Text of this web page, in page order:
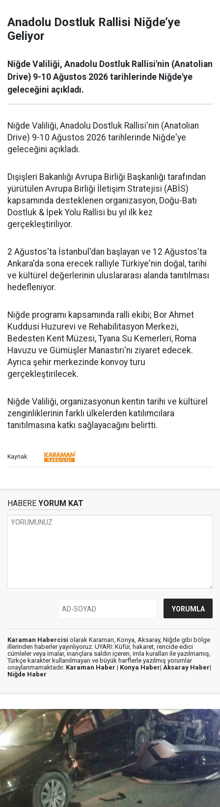
Anadolu Dostluk Rallisi Niğde’ye
Geliyor
Niğde Valiliği, Anadolu Dostluk Rallisi'nin (Anatolian
Drive) 9-10 Ağustos 2026 tarihlerinde Niğde'ye
geleceğini açıkladı.
Niğde Valiliği, Anadolu Dostluk Rallisi'nin (Anatolian
Drive) 9-10 Ağustos 2026 tarihlerinde Niğde'ye
geleceğini açıkladı.
Dışişleri Bakanlığı Avrupa Birliği Başkanlığı tarafından
yürütülen Avrupa Birliği İletişim Stratejisi (ABİS)
kapsamında desteklenen organizasyon, Doğu-Batı
Dostluk & İpek Yolu Rallisi bu yıl ilk kez
gerçekleştiriliyor.
2 Ağustos'ta İstanbul'dan başlayan ve 12 Ağustos'ta
Ankara'da sona erecek ralliyle Türkiye'nin doğal, tarihi
ve kültürel değerlerinin uluslararası alanda tanıtılması
hedefleniyor.
Niğde programı kapsamında ralli ekibi; Bor Ahmet
Kuddusi Huzurevi ve Rehabilitasyon Merkezi,
Bedesten Kent Müzesi, Tyana Su Kemerleri, Roma
Havuzu ve Gümüşler Manastırı'nı ziyaret edecek.
Ayrıca şehir merkezinde konvoy turu
gerçekleştirilecek.
Niğde Valiliği, organizasyonun kentin tarihi ve kültürel
zenginliklerinin farklı ülkelerden katılımcılara
tanıtılmasına katkı sağlayacağını belirtti.
Kaynak:
HABERE YORUM KAT
Karaman Habercisi olarak Karaman, Konya, Aksaray, Niğde gibi bölge
illerinden haberler yayınlıyoruz. UYARI: Küfür, hakaret, rencide edici
cümleler veya imalar, inançlara saldırı içeren, imla kuralları ile yazılmamış,
Türkçe karakter kullanılmayan ve büyük harflerle yazılmış yorumlar
onaylanmamaktadır. Karaman Haber | Konya Haber| Aksaray Haber|
Niğde Haber